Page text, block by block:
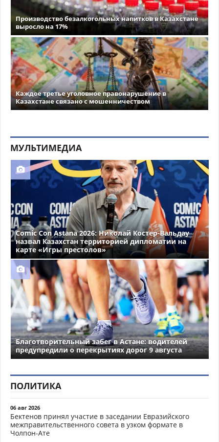
Производство безалкогольных напитков в Казахстане
выросло на 17%
Каждое третье уголовное правонарушение в
Казахстане связано с мошенничеством
МУЛЬТИМЕДИА
Comic Con Astana 2026: Николай Костер-Вальдау
назвал Казахстан территорией дипломатии на
карте «Игры престолов»
Благотворительный забег в Астане: водителей
предупредили о перекрытиях дорог 9 августа
ПОЛИТИКА
06 авг 2026
Бектенов принял участие в заседании Евразийского
межправительственного совета в узком формате в
Чолпон-Ате